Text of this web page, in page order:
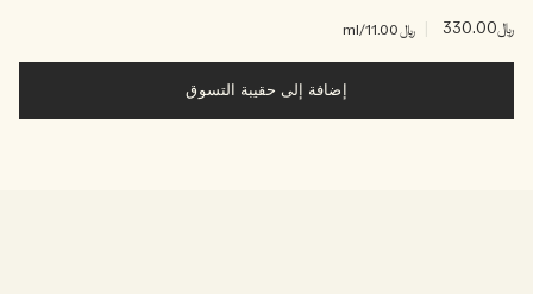
﷼330.00 ﷼11.00 /ml
إضافة إلى حقيبة التسوق